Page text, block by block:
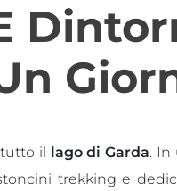
il lago di Garda. In
trekking e